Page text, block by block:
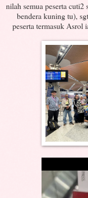
nilah semua peserta
bendera kuning tu),
peserta termasuk